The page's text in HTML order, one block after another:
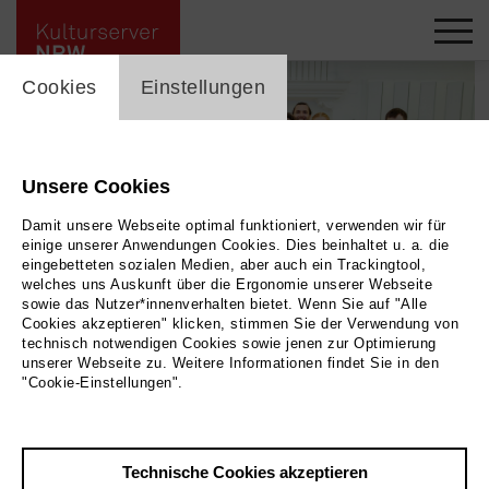
Folkwang Universität
cookie_layer
Cookies Einstellungen
Unsere Cookies
Damit unsere Webseite optimal funktioniert, verwenden wir für
einige unserer Anwendungen Cookies. Dies beinhaltet u. a. die
eingebetteten sozialen Medien, aber auch ein Trackingtool,
welches uns Auskunft über die Ergonomie unserer Webseite
sowie das Nutzer*innenverhalten bietet. Wenn Sie auf "Alle
Cookies akzeptieren" klicken, stimmen Sie der Verwendung von
technisch notwendigen Cookies sowie jenen zur Optimierung
unserer Webseite zu. Weitere Informationen findet Sie in den
"Cookie-Einstellungen".
Technische Cookies akzeptieren